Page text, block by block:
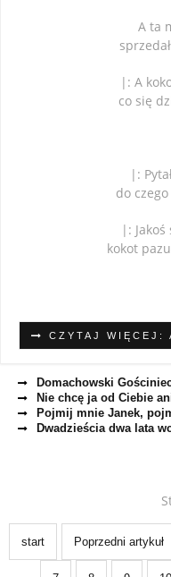
A ta
|: A
co się
|:
do
|: Jakoś
kokot
CZYTAJ WIĘCEJ:
Domachowski
Nie chcę ja od Ciebie
Pojmij mnie Janek,
Dwadzieścia dwa lata
start Poprzedni artykuł